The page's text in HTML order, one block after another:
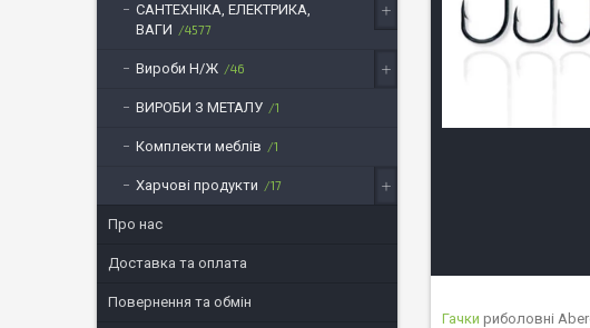
Гачки риболовні
САНТЕХНІКА, ЕЛЕКТРИКА,
ВАГИ
4577
Вироби Н/Ж 46
ВИРОБИ З МЕТАЛУ 1
Комплекти меблів 1
Харчові продукти 17
Про нас
Доставка та оплата
Повернення та обмін